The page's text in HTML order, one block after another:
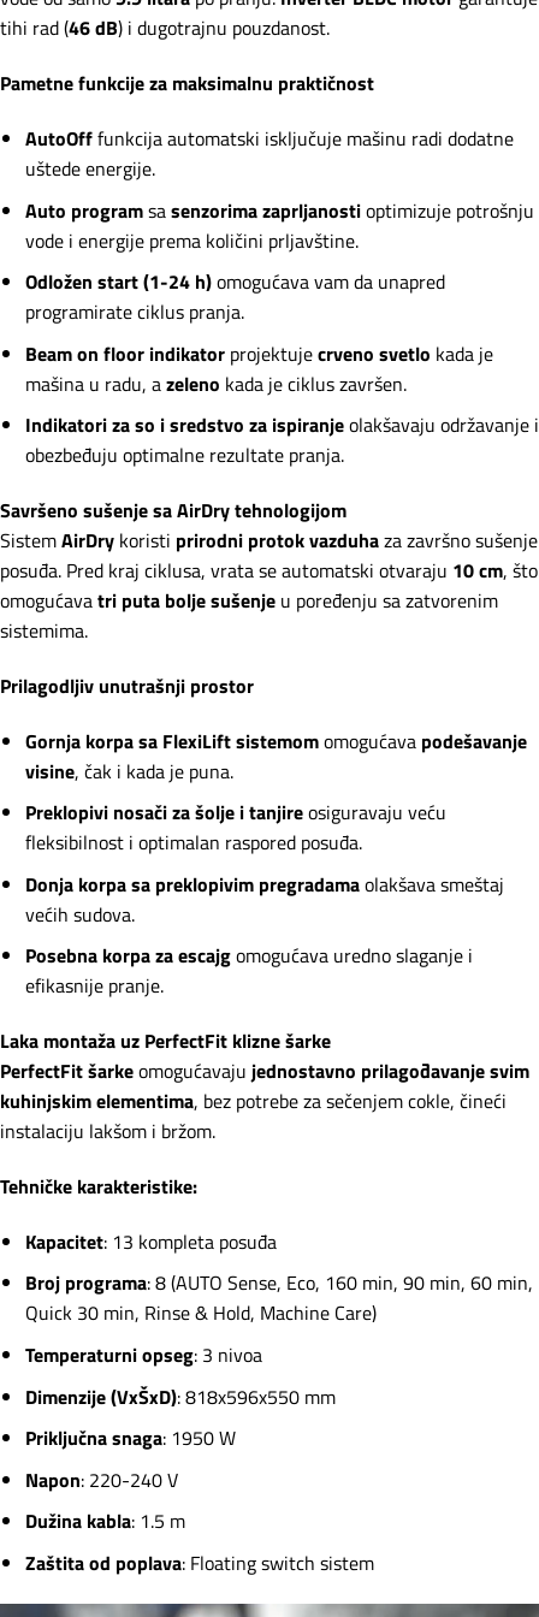
tihi rad (46 dB) i dugotrajnu pouzdanost.
Pametne funkcije za maksimalnu praktičnost
AutoOfffunkcija automatski isključuje mašinu radi dodatne
uštede energije.
Auto programsasenzorima zaprljanostioptimizuje potrošnju
vode i energije prema količini prljavštine.
Odložen start (1-24 h)omogućava vam da unapred
programirate ciklus pranja.
Beam on floor indikatorprojektujecrveno svetlo kada je
mašina u radu, azeleno kada je ciklus završen.
Indikatori za so i sredstvo za ispiranjeolakšavaju održavanje i
obezbeđuju optimalne rezultate pranja.
Savršeno sušenje sa AirDry tehnologijom
SistemAirDry koristi prirodni protok vazduhaza završno sušenje
posuđa. Pred kraj ciklusa, vrata se automatski otvaraju 10 cm, što
omogućavatri puta bolje sušenje u poređenju sa zatvorenim
sistemima.
Prilagodljiv unutrašnji prostor
Gornja korpa sa FlexiLift sistemomomogućava podešavanje
visine, čak i kada je puna.
Preklopivi nosači za šolje i tanjireosiguravaju veću
fleksibilnost i optimalan raspored posuđa.
Donja korpa sa preklopivim pregradamaolakšava smeštaj
većih sudova.
Posebna korpa za escajgomogućava uredno slaganje i
efikasnije pranje.
Laka montaža uz PerfectFit klizne šarke
PerfectFit šarkeomogućavaju jednostavno prilagođavanje svim
kuhinjskim elementima, bez potrebe za sečenjem cokle, čineći
instalaciju lakšom i bržom.
Tehničke karakteristike:
Kapacitet: 13 kompleta posuđa
Broj programa: 8 (AUTO Sense, Eco, 160 min, 90 min, 60 min,
Quick 30 min, Rinse & Hold, Machine Care)
Temperaturni opseg: 3 nivoa
Dimenzije (VxŠxD): 818x596x550 mm
Priključna snaga: 1950 W
Napon: 220-240 V
Dužina kabla: 1.5 m
Zaštita od poplava: Floating switch sistem